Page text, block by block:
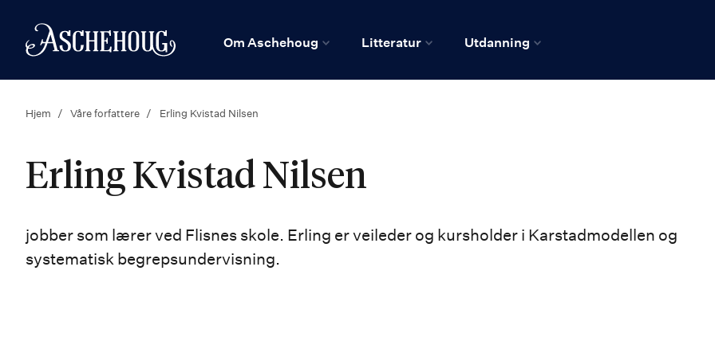
Hjem
Om Aschehoug Litteratur Utdanning
Hjem Våre forfattere Erling Kvistad Nilsen
Erling Kvistad Nilsen
jobber som lærer ved Flisnes skole. Erling er veileder og kursholder i Karstadmodellen og
systematisk begrepsundervisning.